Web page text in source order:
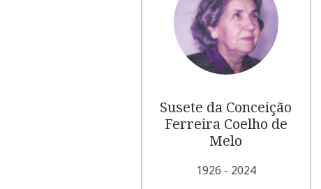
Susete da Conceição
Ferreira Coelho de
Melo
1926 - 2024